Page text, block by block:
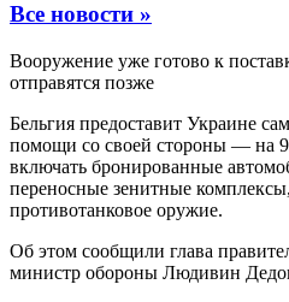
Все новости »
Вооружение уже готово к
отправятся позже
Бельгия предоставит Украине
помощи со своей стороны — на
включать бронированные
переносные зенитные
противотанковое оружие.
Об этом сообщили глава
министр обороны Людивин